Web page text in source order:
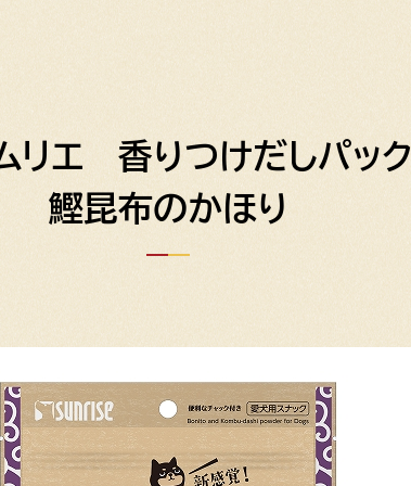
リエ 香りつけだしパッ
鰹昆布のかほり